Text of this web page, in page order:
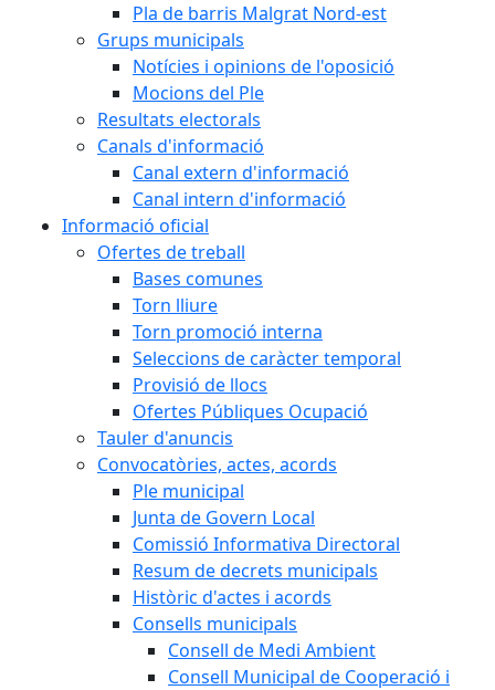
Pla de barris Malgrat Nord-est
Grups municipals
Notícies i opinions de l'oposició
Mocions del Ple
Resultats electorals
Canals d'informació
Canal extern d'informació
Canal intern d'informació
Informació oficial
Ofertes de treball
Bases comunes
Torn lliure
Torn promoció interna
Seleccions de caràcter temporal
Provisió de llocs
Ofertes Públiques Ocupació
Tauler d'anuncis
Convocatòries, actes, acords
Ple municipal
Junta de Govern Local
Comissió Informativa Directoral
Resum de decrets municipals
Històric d'actes i acords
Consells municipals
Consell de Medi Ambient
Consell Municipal de Cooperació i